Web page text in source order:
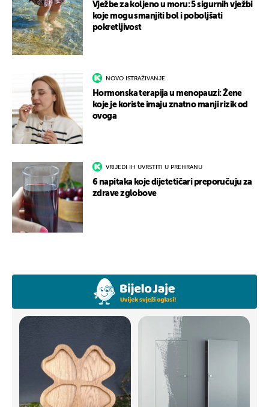
Vježbe za koljeno u moru: 5 sigurnih vježbi
koje mogu smanjiti bol i poboljšati
pokretljivost
NOVO ISTRAŽIVANJE
Hormonska terapija u menopauzi: Žene
koje je koriste imaju znatno manji rizik od
ovoga
VRIJEDI IH UVRSTITI U PREHRANU
6 napitaka koje dijetetičari preporučuju za
zdrave zglobove